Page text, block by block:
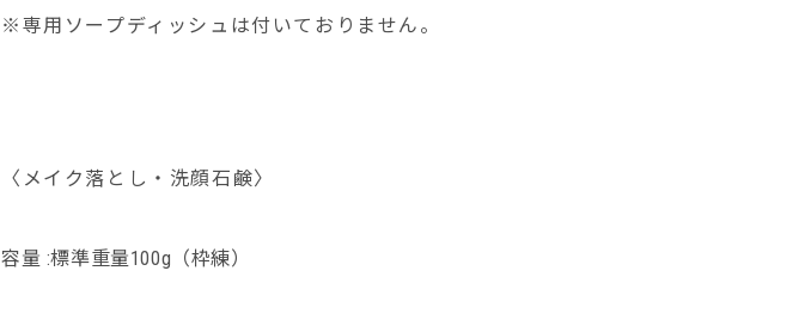
※専用ソープディッシュは付いておりません。
〈メイク落とし・洗顔石鹸〉
容量 :標準重量100g（枠練）